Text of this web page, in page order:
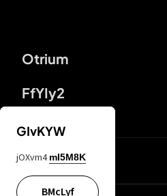
Otrium
FfYIy2
DDcvSo
GIvKYW
jOXvm4 mI5M8K
BMcLyf